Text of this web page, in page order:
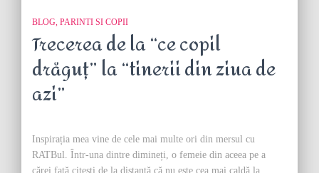
BLOG PARINTI SI COPII
Trecerea de la “ce copil
drăguț” la “tinerii din ziua de
azi”
Inspirația mea vine de cele mai multe ori din mersul cu
RATBul. Într-una dintre dimineți, o femeie din aceea pe a
cărei față citești de la distanță că nu este cea mai caldă la